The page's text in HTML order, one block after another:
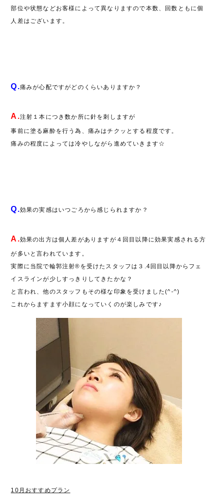
部位や状態などお客様によって異なりますので本数、回数ともに個
人差はございます。
Q.痛みが心配ですがどのくらいありますか？
A.注射１本につき数か所に針を刺しますが
事前に塗る麻酔を行う為、痛みはチクッとする程度です。
痛みの程度によっては冷やしながら進めていきます☆
Q.効果の実感はいつごろから感じられますか？
A.効果の出方は個人差がありますが４回目以降に効果実感される方
が多いと言われています。
実際に当院で輪郭注射®を受けたスタッフは３.4回目以降からフェ
イスラインが少しすっきりしてきたかな？
と言われ、他のスタッフもその様な印象を受けました(^-^)
これからますます小顔になっていくのが楽しみです♪
10月おすすめプラン